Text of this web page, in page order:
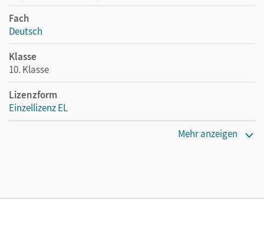
Fach
Deutsch
Klasse
10. Klasse
Lizenzform
Einzellizenz EL
Mehr anzeigen